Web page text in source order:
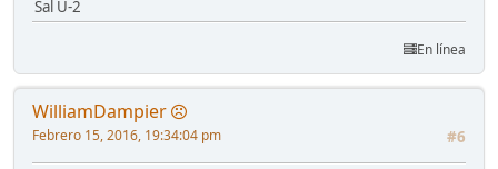
Sal U-2
En línea
WilliamDampier
#6
Febrero 15, 2016, 19:34:04 pm